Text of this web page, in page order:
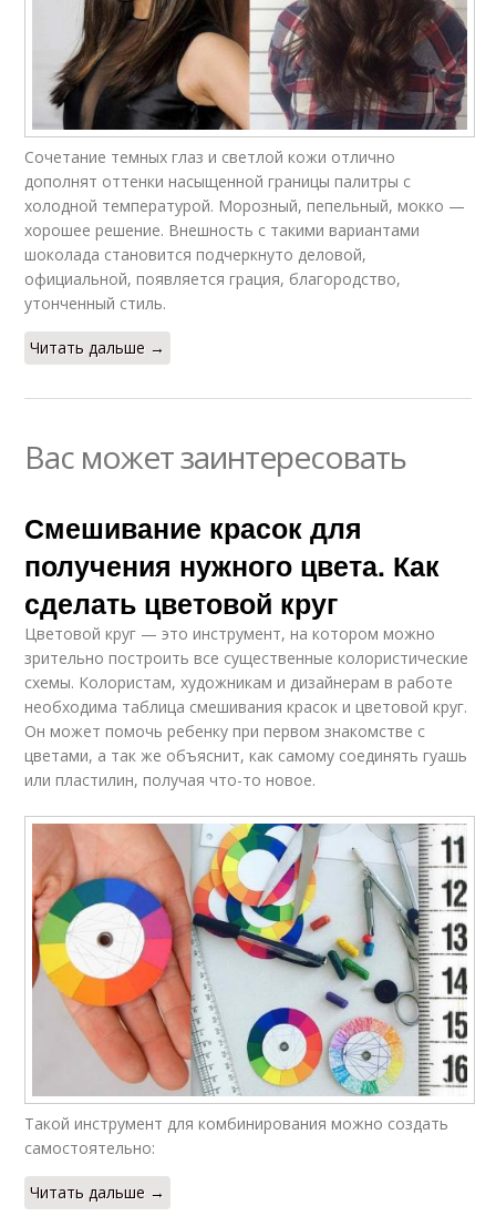
Сочетание темных глаз и светлой кожи отлично
дополнят оттенки насыщенной границы палитры с
холодной температурой. Морозный, пепельный, мокко —
хорошее решение. Внешность с такими вариантами
шоколада становится подчеркнуто деловой,
официальной, появляется грация, благородство,
утонченный стиль.
Читать дальше →
Вас может заинтересовать
Смешивание красок для
получения нужного цвета. Как
сделать цветовой круг
Цветовой круг — это инструмент, на котором можно
зрительно построить все существенные колористические
схемы. Колористам, художникам и дизайнерам в работе
необходима таблица смешивания красок и цветовой круг.
Он может помочь ребенку при первом знакомстве с
цветами, а так же объяснит, как самому соединять гуашь
или пластилин, получая что-то новое.
Такой инструмент для комбинирования можно создать
самостоятельно:
Читать дальше →